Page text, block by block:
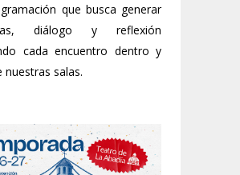
que busca generar
diálogo y reflexión
cada encuentro dentro y
nuestras salas.